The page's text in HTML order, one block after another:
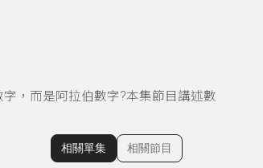
，而是阿拉伯數字?本集節目講述數
顯示相關單集
相關單集 相關節目